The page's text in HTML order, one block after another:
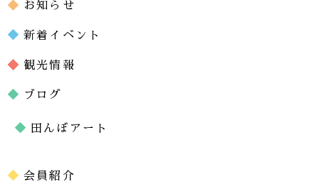
お知らせ
新着イベント
観光情報
ブログ
田んぼアート
会員紹介